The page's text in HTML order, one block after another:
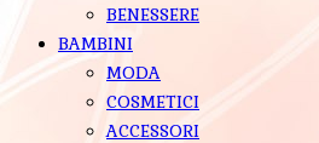
BENESSERE
BAMBINI
MODA
COSMETICI
ACCESSORI